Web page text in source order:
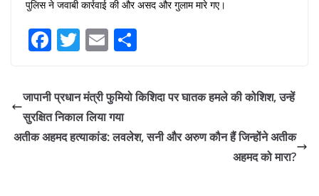
पुलिस ने जवाबी कार्रवाई की और असद और गुलाम मारे गए।
F
c
e
b
T
itt
er
E
ai
l
ar
e
जापानी प्रधान मंत्री फुमियो किशिदा पर घातक हमले की कोशिश, उन्हें
सुरक्षित निकाल लिया गया
अतीक अहमद हत्याकांड: लवलेश, सनी और अरुण कौन हैं जिन्होंने अतीक
अहमद को मारा?